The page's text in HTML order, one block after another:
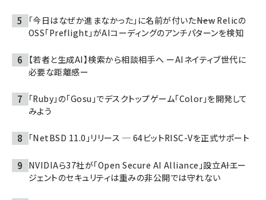
「今日はなぜか進まなかった」に名前が付いた――New Relicの
OSS「Preflight」がAIコーディングのアンチパターンを検知
【若者と生成AI】検索から相談相手へ ーAIネイティブ世代に
必要な距離感ー
「Ruby」の「Gosu」でデスクトップゲーム「Color」を開発して
みよう
「NetBSD 11.0」リリース ─ 64ビットRISC-Vを正式サポート
NVIDIAら37社が「Open Secure AI Alliance」設立――AIエー
ジェントのセキュリティは重みの非公開では守れない